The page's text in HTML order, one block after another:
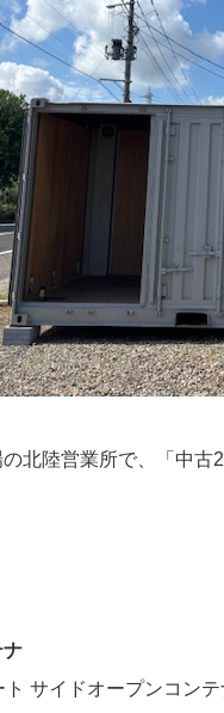
北陸営業所で、「中古
ナ
ト サイドオープンコンテ